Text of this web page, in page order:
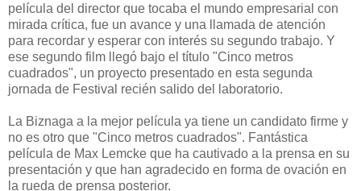
película del director que tocaba el mundo empresarial con
mirada crítica, fue un avance y una llamada de atención
para recordar y esperar con interés su segundo trabajo. Y
ese segundo film llegó bajo el título "Cinco metros
cuadrados", un proyecto presentado en esta segunda
jornada de Festival recién salido del laboratorio.
La Biznaga a la mejor película ya tiene un candidato firme y
no es otro que "Cinco metros cuadrados". Fantástica
película de Max Lemcke que ha cautivado a la prensa en su
presentación y que han agradecido en forma de ovación en
la rueda de prensa posterior.